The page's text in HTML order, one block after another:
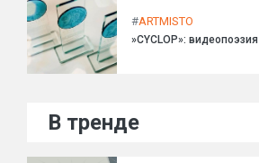
#ARTMISTO
»CYCLOP»:
В тренде